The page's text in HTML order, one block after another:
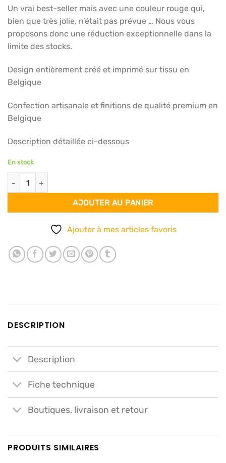
Un vrai best-seller mais avec une couleur rouge qui,
bien que très jolie, n’était pas prévue … Nous vous
proposons donc une réduction exceptionnelle dans la
limite des stocks.
Design entièrement créé et imprimé sur tissu en
Belgique
Confection artisanale et finitions de qualité premium en
Belgique
Description détaillée ci-dessous
En stock
quantité de Foulard 140x140 - Red & gold love
AJOUTER AU PANIER
Ajouter à mes articles favoris
DESCRIPTION
Description
Fiche technique
Boutiques, livraison et retour
PRODUITS SIMILAIRES